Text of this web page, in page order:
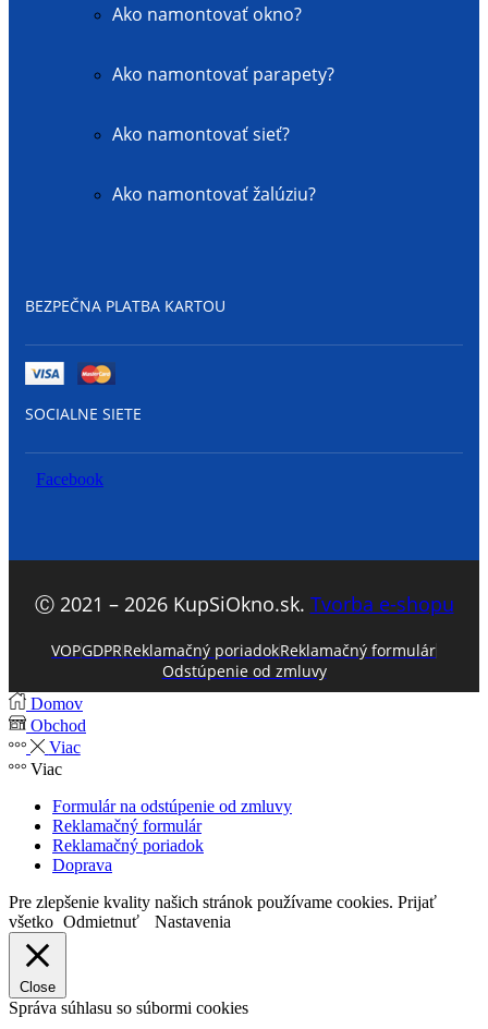
Ako namontovať okno?
Ako namontovať parapety?
Ako namontovať sieť?
Ako namontovať žalúziu?
BEZPEČNA PLATBA KARTOU
SOCIALNE SIETE
Facebook
Ⓒ 2021 – 2026 KupSiOkno.sk. Tvorba e-shopu
VOPGDPRReklamačný poriadokReklamačný formulár
Odstúpenie od zmluvy
Domov
Obchod
Viac
Viac
Formulár na odstúpenie od zmluvy
Reklamačný formulár
Reklamačný poriadok
Doprava
Pre zlepšenie kvality našich stránok používame cookies. Prijať
všetko Odmietnuť Nastavenia
Close
Správa súhlasu so súbormi cookies